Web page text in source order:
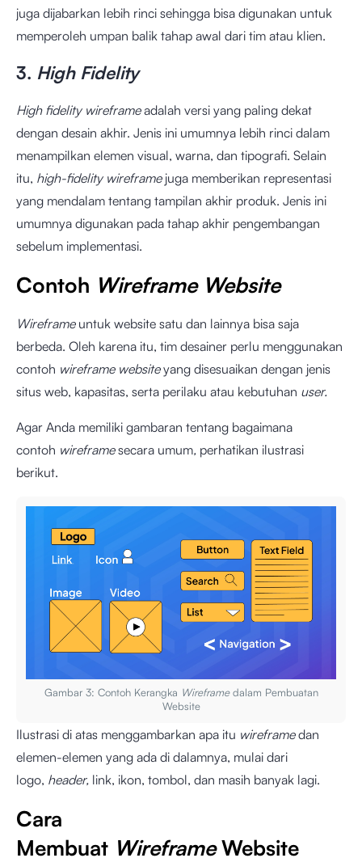
juga dijabarkan lebih rinci sehingga bisa digunakan untuk
memperoleh umpan balik tahap awal dari tim atau klien.
3. High Fidelity
High fidelity wireframeadalah versi yang paling dekat
dengan desain akhir. Jenis ini umumnya lebih rinci dalam
menampilkan elemen visual, warna, dan tipografi. Selain
itu, high-fidelity wireframejuga memberikan representasi
yang mendalam tentang tampilan akhir produk. Jenis ini
umumnya digunakan pada tahap akhir pengembangan
sebelum implementasi.
Contoh Wireframe Website
Wireframe untuk website satu dan lainnya bisa saja
berbeda. Oleh karena itu, tim desainer perlu menggunakan
contoh wireframe websiteyang disesuaikan dengan jenis
situs web, kapasitas, serta perilaku atau kebutuhan user.
Agar Anda memiliki gambaran tentang bagaimana
contoh wireframesecara umum, perhatikan ilustrasi
berikut.
Gambar 3: Contoh Kerangka Wireframedalam Pembuatan
Website
Ilustrasi di atas menggambarkan apa itu wireframedan
elemen-elemen yang ada di dalamnya, mulai dari
logo, header, link, ikon, tombol, dan masih banyak lagi.
Cara
Membuat WireframeWebsite